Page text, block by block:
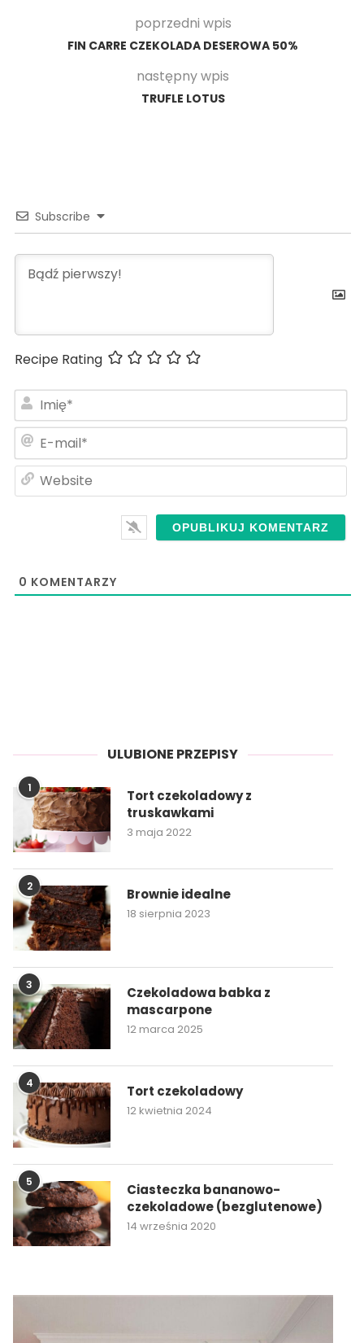
poprzedni wpis
FIN CARRE CZEKOLADA DESEROWA 50%
następny wpis
TRUFLE LOTUS
Subscribe
Recipe Rating
0 KOMENTARZY
ULUBIONE PRZEPISY
1
Tort czekoladowy z
truskawkami
3 maja 2022
2 Brownie idealne
18 sierpnia 2023
3
Czekoladowa babka z
mascarpone
12 marca 2025
4 Tort czekoladowy
12 kwietnia 2024
5
Ciasteczka bananowo-
czekoladowe (bezglutenowe)
14 września 2020